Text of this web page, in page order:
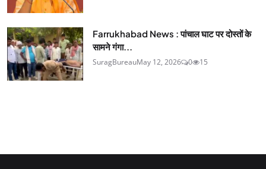
Farrukhabad News : पांचाल घाट पर दोस्तों के
सामने गंगा...
SuragBureauMay 12, 2026 0 15